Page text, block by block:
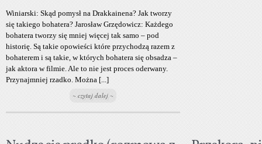
Winiarski: Skąd pomysł na Drakkainena? Jak tworzy
się takiego bohatera? Jarosław Grzędowicz: Każdego
bohatera tworzy się mniej więcej tak samo – pod
historię. Są takie opowieści które przychodzą razem z
bohaterem i są takie, w których bohatera się obsadza –
jak aktora w filmie. Ale to nie jest proces oderwany.
Przynajmniej rzadko. Można [...]
~ czytaj dalej ~